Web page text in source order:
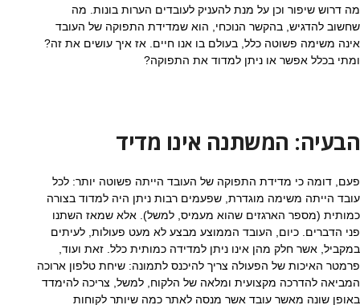
מה דרוש שיפור וכן על מנת להעניק לעובדים הערות בונות. מה
שחשוב להדגיש, בהקשר הנוכחי, הוא שמדידת התפוקה של העובד
אינה משימה פשוטה כלל, בעולם בו אנו חיים. אז איך עושים את זה?
ומתי בכלל אפשר או ניתן למדוד את התפוקה?
הבעיה: המשתנה אינו מדיד
פעם, דומה כי מדידת התפוקה של העובד הייתה פשוטה יותר: לכל
עובד הייתה משימה מוגדרת, שפעמים רבות ניתן היה למדוד בצורה
כמותית (מספר הארגזים שהוא מעמיס, למשל). אלא שמאז השתנו
פני הדברים. כיום, העובד הממוצע מבצע לא מעט פעולות, לעיתים
במקביל, אשר חלק מהן אינו ניתן למדידה כמותית כלל. זאת ועוד,
פרמטר האיכות של הפעולה צריך להיכנס לתמונה: שיחת טלפון ארוכה
המביאה להדרכה מקצועית ומלאה של הלקוח, למשל, צריכה להימדד
באופן שונה מאשר עובד אשר מנסה לאתר כמה שיותר לקוחות